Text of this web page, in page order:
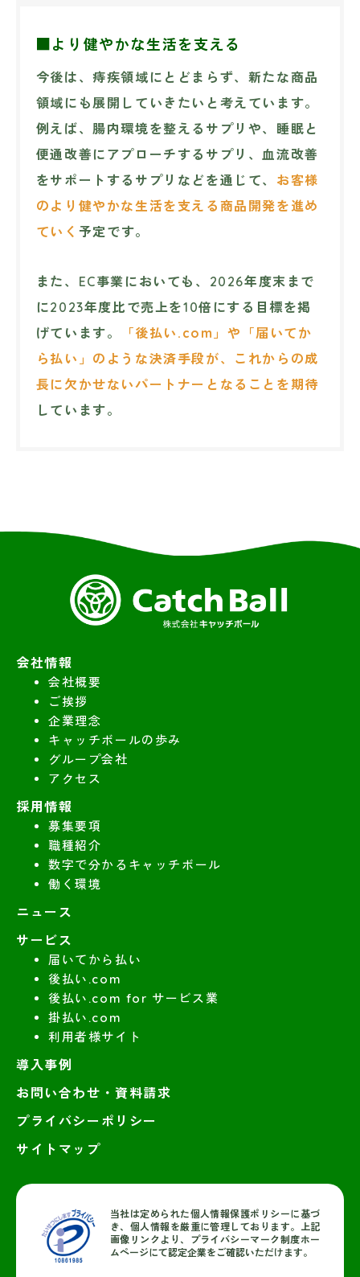
■より健やかな生活を支える
今後は、痔疾領域にとどまらず、新たな商品
領域にも展開していきたいと考えています。
例えば、腸内環境を整えるサプリや、睡眠と
便通改善にアプローチするサプリ、血流改善
をサポートするサプリなどを通じて、お客様
のより健やかな生活を支える商品開発を進め
ていく 予定です。
また、EC事業においても、2026年度末まで
に2023年度比で売上を10倍にする目標を掲
げています。
「後払い.com」や「届いてか
ら払い」のような決済手段が、これからの成
長に欠かせないパートナーとなることを期待
しています。
会社情報
会社概要
ご挨拶
企業理念
キャッチボールの歩み
グループ会社
アクセス
採用情報
募集要項
職種紹介
数字で分かるキャッチボール
働く環境
ニュース
サービス
届いてから払い
後払い.com
後払い.com for サービス業
掛払い.com
利用者様サイト
導入事例
お問い合わせ・資料請求
プライバシーポリシー
サイトマップ
当社は定められた個人情報保護ポリシーに基づ
き、個人情報を厳重に管理しております。上記
画像リンクより、プライバシーマーク制度ホー
ムページにて認定企業をご確認いただけます。